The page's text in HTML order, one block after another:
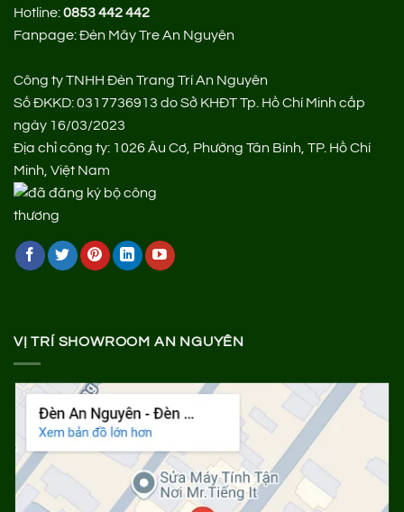
Hotline:0853 442 442
Fanpage:Đèn Mây Tre An Nguyên
Công ty TNHH Đèn Trang Trí An Nguyên
Số ĐKKD: 0317736913 do Sở KHĐT Tp. Hồ Chí Minh cấp
ngày 16/03/2023
Địa chỉ công ty: 1026 Âu Cơ, Phường Tân Bình, TP. Hồ Chí
Minh, Việt Nam
VỊ TRÍ SHOWROOM AN NGUYÊN